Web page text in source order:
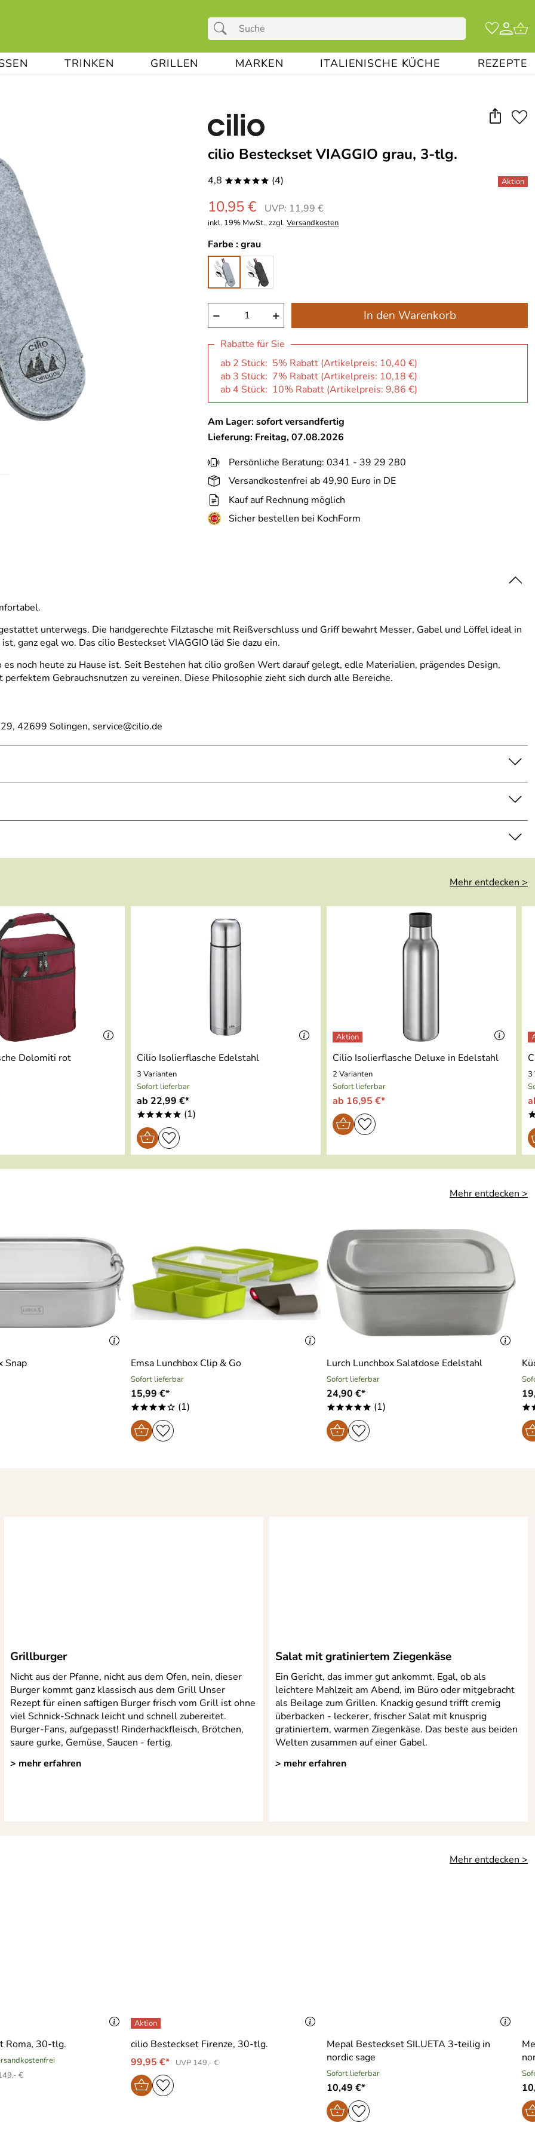
TRINKEN GRILLEN MARKEN ITALIENISCHE KÜCHE REZEPTE
cilio Besteckset VIAGGIO grau, 3-tlg.
4,8 ***** (4)
10,95 € UVP: 11,99 €
inkl. 19% MwSt., zzgl.Versandkosten
Farbe :grau
− + In den Warenkorb
Rabatte für Sie
ab 2 Stück: 5% Rabatt (Artikelpreis: 10,40 €)
ab 3 Stück: 7% Rabatt (Artikelpreis: 10,18 €)
ab 4 Stück: 10% Rabatt (Artikelpreis: 9,86 €)
Am Lager: sofort versandfertig
Lieferung: Freitag, 07.08.2026
Persönliche Beratung: 0341 - 39 29 280
Versandkostenfrei ab 49,90 Euro in DE
Kauf auf Rechnung möglich
Sicher bestellen bei KochForm
unterwegs. Die handgerechte Filztasche mit Reißverschluss und Griff bewahrt Messer, Gabel und Löffel ideal in
ganz egal wo. Das cilio Besteckset VIAGGIO läd Sie dazu ein.
noch heute zu Hause ist. Seit Bestehen hat cilio großen Wert darauf gelegt, edle Materialien, prägendes Design,
Gebrauchsnutzen zu vereinen. Diese Philosophie zieht sich durch alle Bereiche.
42699 Solingen, service@cilio.de
Mehr entdecken >
Dolomiti rot Cilio Isolierflasche Edelstahl
3 Varianten
Sofort lieferbar
ab 22,99 €*
***** (1)
Cilio Isolierflasche Deluxe in Edelstahl
2 Varianten
Sofort lieferbar
ab 16,95 €*
3
Mehr entdecken >
Snap Emsa Lunchbox Clip & Go
Sofort lieferbar
15,99 €*
****o (1)
Lurch Lunchbox Salatdose Edelstahl
Sofort lieferbar
24,90 €*
***** (1)
Grillburger
Nicht aus der Pfanne, nicht aus dem Ofen, nein, dieser
Burger kommt ganz klassisch aus dem Grill Unser
Rezept für einen saftigen Burger frisch vom Grill ist ohne
viel Schnick-Schnack leicht und schnell zubereitet.
Burger-Fans, aufgepasst! Rinderhackfleisch, Brötchen,
saure gurke, Gemüse, Saucen - fertig.
> mehr erfahren
Salat mit gratiniertem Ziegenkäse
Ein Gericht, das immer gut ankommt. Egal, ob als
leichtere Mahlzeit am Abend, im Büro oder mitgebracht
als Beilage zum Grillen. Knackig gesund trifft cremig
überbacken - leckerer, frischer Salat mit knusprig
gratiniertem, warmen Ziegenkäse. Das beste aus beiden
Welten zusammen auf einer Gabel.
> mehr erfahren
Mehr entdecken >
Roma, 30-tlg.
€
cilio Besteckset Firenze, 30-tlg.
99,95 €*
UVP 149,- €
Mepal Besteckset SILUETA 3-teilig in
nordic sage
Sofort lieferbar
10,49 €*